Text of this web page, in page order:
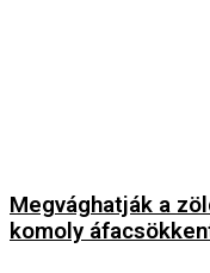
Megvághatják a
komoly